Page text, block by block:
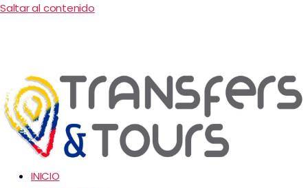
Saltar al contenido
INICIO